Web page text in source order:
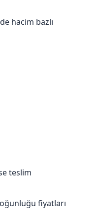
hacim bazlı
teslim
fiyatları